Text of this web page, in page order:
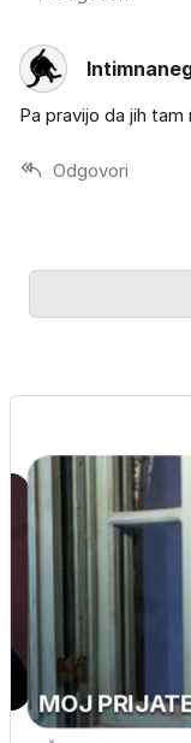
Pa pravijo da jih tam
Odgovori
UEFA